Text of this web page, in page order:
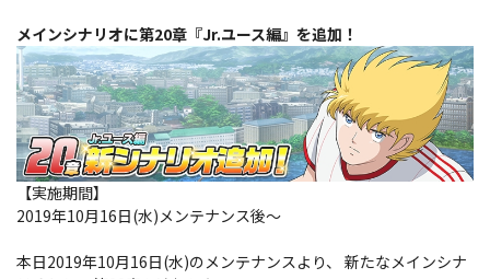
メインシナリオに第20章『Jr.ユース編』を追加！
【実施期間】
2019年10月16日(水)メンテナンス後～
本日2019年10月16日(水)のメンテナンスより、 新たなメインシナ